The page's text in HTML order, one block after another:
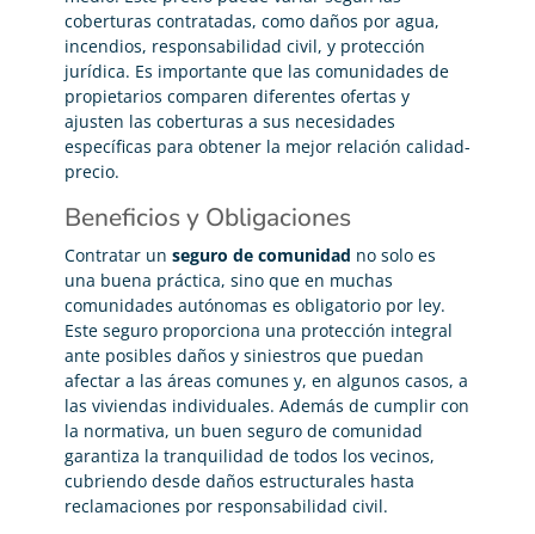
coberturas contratadas, como daños por agua,
incendios, responsabilidad civil, y protección
jurídica. Es importante que las comunidades de
propietarios comparen diferentes ofertas y
ajusten las coberturas a sus necesidades
específicas para obtener la mejor relación calidad-
precio.
Beneficios y Obligaciones
Contratar un seguro de comunidad no solo es
una buena práctica, sino que en muchas
comunidades autónomas es obligatorio por ley.
Este seguro proporciona una protección integral
ante posibles daños y siniestros que puedan
afectar a las áreas comunes y, en algunos casos, a
las viviendas individuales. Además de cumplir con
la normativa, un buen seguro de comunidad
garantiza la tranquilidad de todos los vecinos,
cubriendo desde daños estructurales hasta
reclamaciones por responsabilidad civil.